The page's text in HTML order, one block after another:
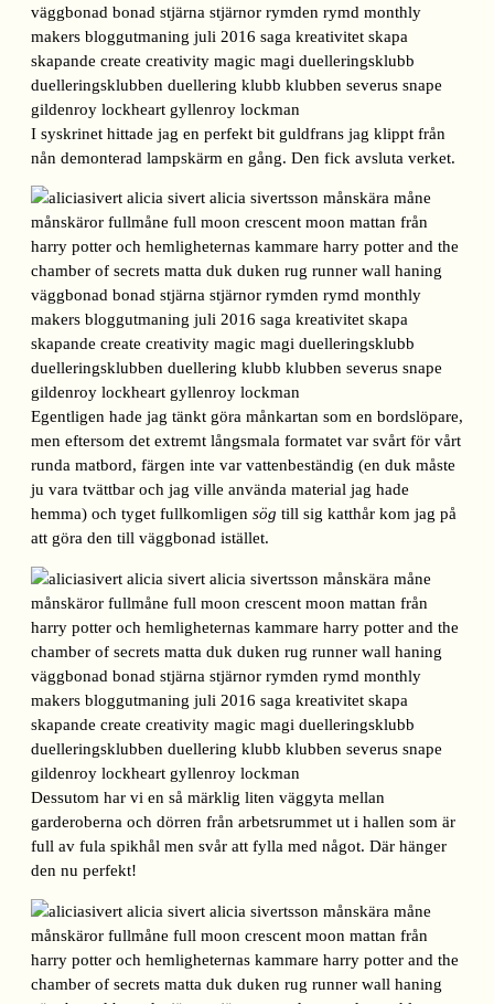
I syskrinet hittade jag en perfekt bit guldfrans jag klippt från
nån demonterad lampskärm en gång. Den fick avsluta verket.
Egentligen hade jag tänkt göra månkartan som en bordslöpare,
men eftersom det extremt långsmala formatet var svårt för vårt
runda matbord, färgen inte var vattenbeständig (en duk måste
ju vara tvättbar och jag ville använda material jag hade
hemma) och tyget fullkomligen sög till sig katthår kom jag på
att göra den till väggbonad istället.
Dessutom har vi en så märklig liten väggyta mellan
garderoberna och dörren från arbetsrummet ut i hallen som är
full av fula spikhål men svår att fylla med något. Där hänger
den nu perfekt!